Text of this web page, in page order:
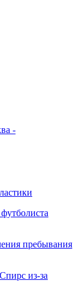
-
пребывания
из-за